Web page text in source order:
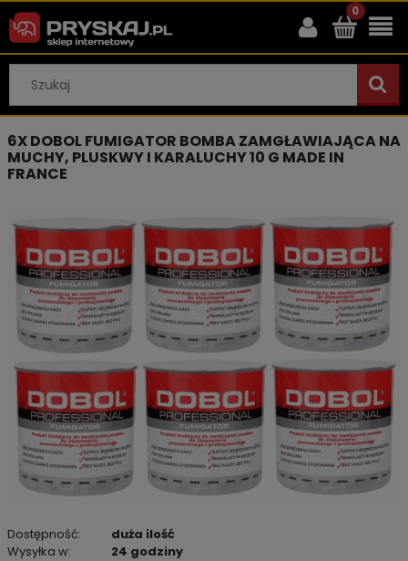
6X DOBOL FUMIGATOR BOMBA ZAMGŁAWIAJĄCA NA
MUCHY, PLUSKWY I KARALUCHY 10 G MADE IN
FRANCE
Dostępność:
duża ilość
Wysyłka w:
24 godziny